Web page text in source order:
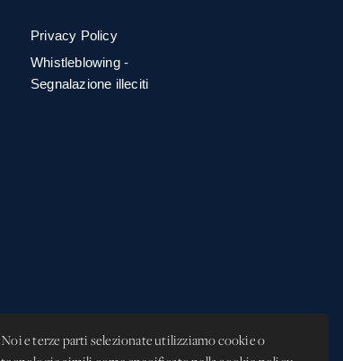
Noi e terze parti selezionate utilizziamo cookie o
Privacy Policy
Whistleblowing -
Segnalazione illeciti